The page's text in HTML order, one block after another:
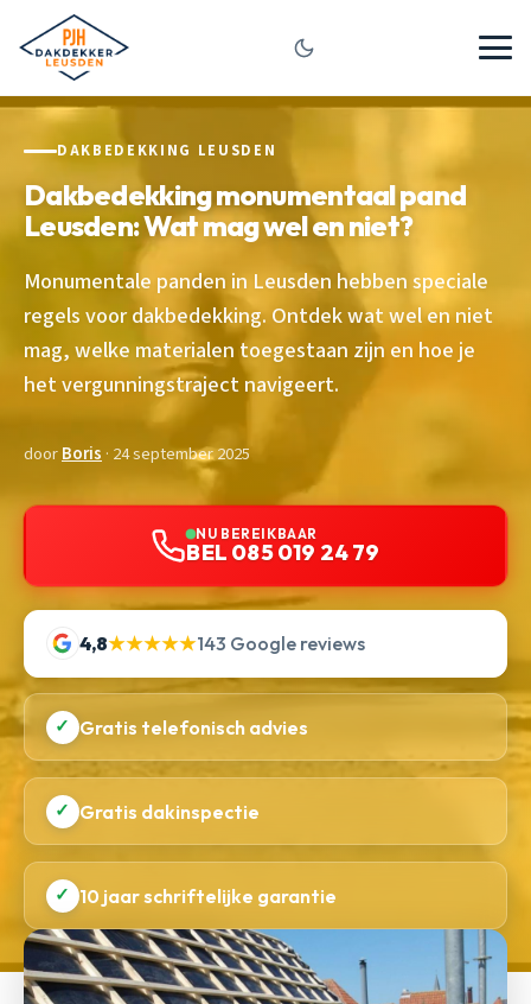
DAKBEDEKKING LEUSDEN
Dakbedekking monumentaal pand
Leusden: Wat mag wel en niet?
Monumentale panden in Leusden hebben speciale
regels voor dakbedekking. Ontdek wat wel en niet
mag, welke materialen toegestaan zijn en hoe je
het vergunningstraject navigeert.
doorBoris · 24 september 2025
NU BEREIKBAAR
BEL 085 019 24 79
4,8★★★★★143 Google reviews
✓ Gratis telefonisch advies
✓ Gratis dakinspectie
✓ 10 jaar schriftelijke garantie